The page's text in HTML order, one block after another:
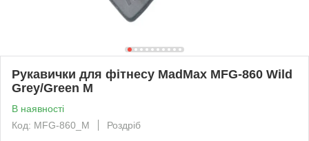
Рукавички для фітнесу MadMax MFG-860 Wild
Grey/Green M
В наявності
Код: MFG-860_M
Роздріб